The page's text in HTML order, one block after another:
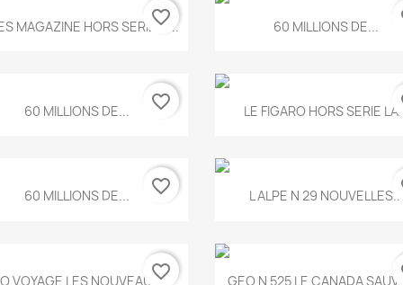
Aperçu rapide
MAGAZINE HORS SERIE N...
favorite_border Aperçu rapide
60 MILLIONS DE...
Aperçu rapide
60 MILLIONS DE... favorite_border Aperçu rapide
LE FIGARO HORS SERIE
Aperçu rapide
60 MILLIONS DE... favorite_border Aperçu rapide
L ALPE N 29 NOUVELLES...
Aperçu rapide
VOYAGE LES NOUVEAUX...
favorite_border Aperçu rapide
GEO N 525 LE CANADA